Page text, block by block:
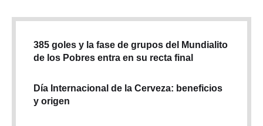
385 goles y la fase de grupos del Mundialito
de los Pobres entra en su recta final
Día Internacional de la Cerveza: beneficios
y origen